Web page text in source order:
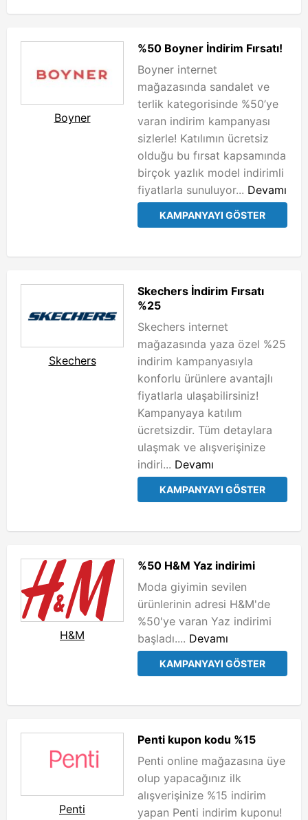
Boyner
%50 Boyner İndirim Fırsatı!
Boyner internet
mağazasında sandalet ve
terlik kategorisinde %50’ye
varan indirim kampanyası
sizlerle! Katılımın ücretsiz
olduğu bu fırsat kapsamında
birçok yazlık model indirimli
fiyatlarla sunuluyor... Devamı
KAMPANYAYI GÖSTER
Skechers
Skechers İndirim Fırsatı
%25
Skechers internet
mağazasında yaza özel %25
indirim kampanyasıyla
konforlu ürünlere avantajlı
fiyatlarla ulaşabilirsiniz!
Kampanyaya katılım
ücretsizdir. Tüm detaylara
ulaşmak ve alışverişinize
indiri... Devamı
KAMPANYAYI GÖSTER
H&M
%50 H&M Yaz indirimi
Moda giyimin sevilen
ürünlerinin adresi H&M'de
%50'ye varan Yaz indirimi
başladı.... Devamı
KAMPANYAYI GÖSTER
Penti
Penti kupon kodu %15
Penti online mağazasına üye
olup yapacağınız ilk
alışverişinize %15 indirim
yapan Penti indirim kuponu!